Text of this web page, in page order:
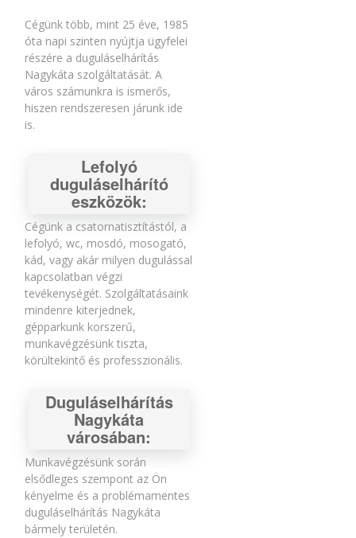
Cégünk több, mint 25 éve, 1985
óta napi szinten nyújtja ügyfelei
részére a duguláselhárítás
Nagykáta szolgáltatását. A
város számunkra is ismerős,
hiszen rendszeresen járunk ide
is.
Lefolyó
duguláselhárító
eszközök:
Cégünk a csatornatisztítástól, a
lefolyó, wc, mosdó, mosogató,
kád, vagy akár milyen dugulással
kapcsolatban végzi
tevékenységét. Szolgáltatásaink
mindenre kiterjednek,
gépparkunk korszerű,
munkavégzésünk tiszta,
körültekintő és professzionális.
Duguláselhárítás
Nagykáta
városában:
Munkavégzésünk során
elsődleges szempont az Ön
kényelme és a problémamentes
duguláselhárítás Nagykáta
bármely területén.